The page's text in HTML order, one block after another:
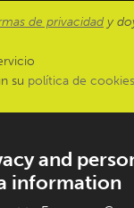
de privacidad y
su política de cookies
and
information